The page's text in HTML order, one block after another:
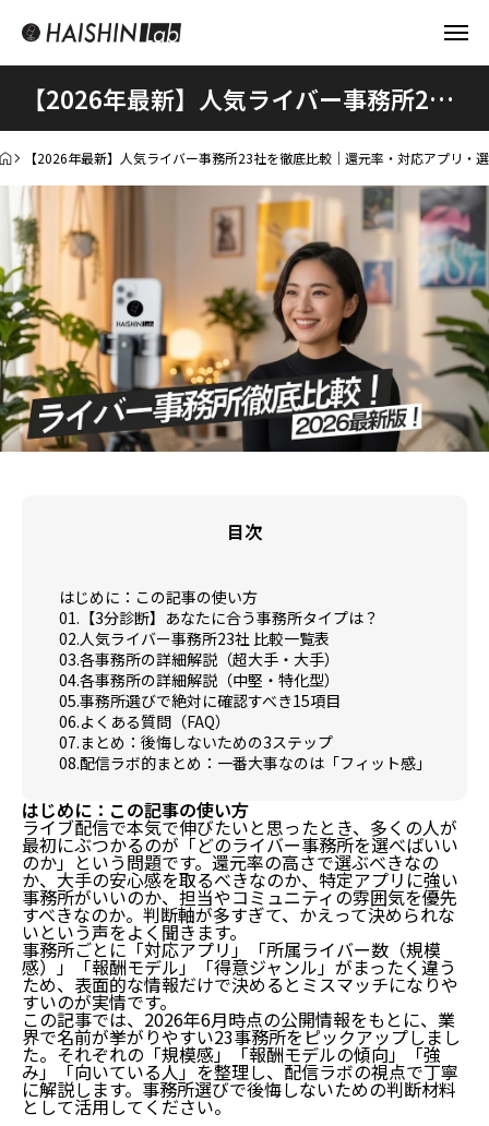
【2026年最新】人気ライバー事務所23社を徹底比較｜還元率・対応アプリ・選び方を解説
【2026年最新】人気ライバー事務所23社を徹底比較｜還元率・対応アプリ・
目次
はじめに：この記事の使い方
01.【3分診断】あなたに合う事務所タイプは？
02.人気ライバー事務所23社 比較一覧表
03.各事務所の詳細解説（超大手・大手）
04.各事務所の詳細解説（中堅・特化型）
05.事務所選びで絶対に確認すべき15項目
06.よくある質問（FAQ）
07.まとめ：後悔しないための3ステップ
08.配信ラボ的まとめ：一番大事なのは「フィット感」
はじめに：この記事の使い方
ライブ配信で本気で伸びたいと思ったとき、多くの人が
最初にぶつかるのが「どのライバー事務所を選べばいい
のか」という問題です。還元率の高さで選ぶべきなの
か、大手の安心感を取るべきなのか、特定アプリに強い
事務所がいいのか、担当やコミュニティの雰囲気を優先
すべきなのか。判断軸が多すぎて、かえって決められな
いという声をよく聞きます。
事務所ごとに「対応アプリ」「所属ライバー数（規模
感）」「報酬モデル」「得意ジャンル」がまったく違う
ため、 表面的な情報だけで決めるとミスマッチになりや
すいのが実情です。
この記事では、2026年6月時点の公開情報をもとに、業
界で名前が挙がりやすい23事務所をピックアップしまし
た。それぞれの「規模感」「報酬モデルの傾向」「強
み」「向いている人」を整理し、配信ラボの視点で丁寧
に解説します。事務所選びで後悔しないための判断材料
として活用してください。